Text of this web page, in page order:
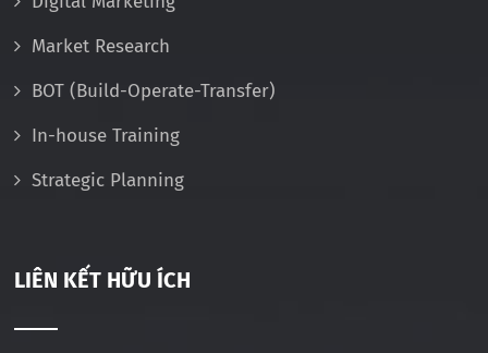
Market Research
BOT (Build-Operate-Transfer)
In-house Training
Strategic Planning
LIÊN KẾT HỮU ÍCH